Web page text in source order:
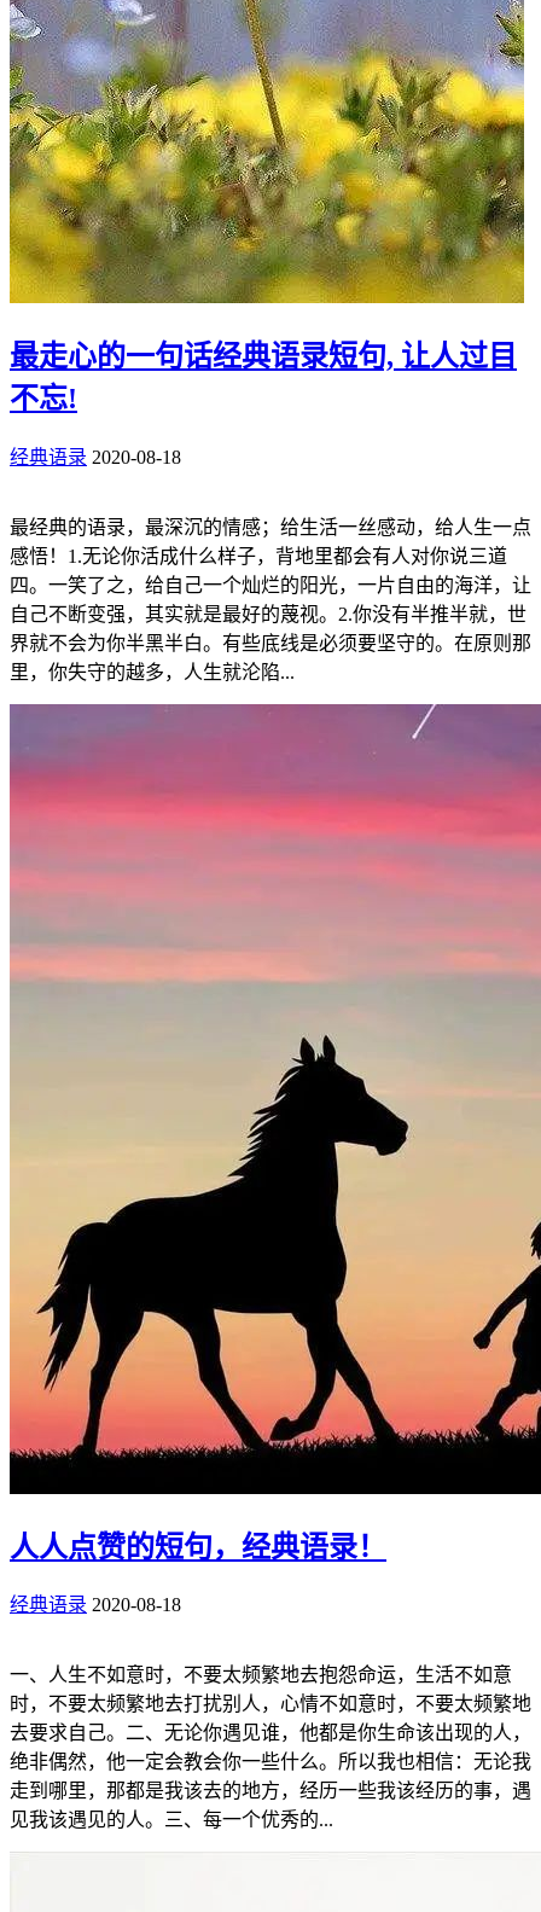
最走心的一句话经典语录短句, 让人过目
不忘!
经典语录 2020-08-18
最经典的语录，最深沉的情感；给生活一丝感动，给人生一点
感悟！1.无论你活成什么样子，背地里都会有人对你说三道
四。一笑了之，给自己一个灿烂的阳光，一片自由的海洋，让
自己不断变强，其实就是最好的蔑视。2.你没有半推半就，世
界就不会为你半黑半白。有些底线是必须要坚守的。在原则那
里，你失守的越多，人生就沦陷...
人人点赞的短句，经典语录！
经典语录 2020-08-18
一、人生不如意时，不要太频繁地去抱怨命运，生活不如意
时，不要太频繁地去打扰别人，心情不如意时，不要太频繁地
去要求自己。二、无论你遇见谁，他都是你生命该出现的人，
绝非偶然，他一定会教会你一些什么。所以我也相信：无论我
走到哪里，那都是我该去的地方，经历一些我该经历的事，遇
见我该遇见的人。三、每一个优秀的...